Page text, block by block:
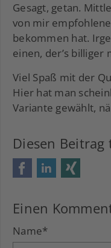
Gesagt, getan.
von mir
bekommen hat.
einen, der’s billiger
Viel Spaß mit der
Hier hat man
Variante gewählt,
Diesen Beitrag
FacebookLinkedIn
Einen
Name*